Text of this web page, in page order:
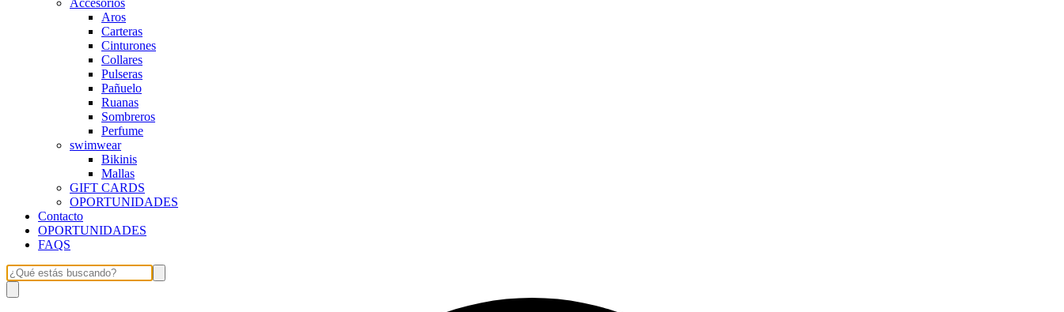
Accesorios
Aros
Carteras
Cinturones
Collares
Pulseras
Pañuelo
Ruanas
Sombreros
Perfume
swimwear
Bikinis
Mallas
GIFT CARDS
OPORTUNIDADES
Contacto
OPORTUNIDADES
FAQS